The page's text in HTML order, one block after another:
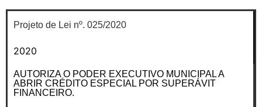
Projeto de Lei nº. 025/2020
2020
AUTORIZA O PODER EXECUTIVO MUNICIPAL A
ABRIR CRÉDITO ESPECIAL POR SUPERÁVIT
FINANCEIRO.